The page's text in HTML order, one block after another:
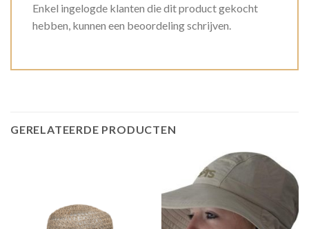
Enkel ingelogde klanten die dit product gekocht
hebben, kunnen een beoordeling schrijven.
GERELATEERDE PRODUCTEN